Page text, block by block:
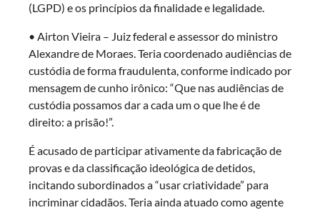
(LGPD) e os princípios da finalidade e legalidade.
• Airton Vieira – Juiz federal e assessor do ministro
Alexandre de Moraes. Teria coordenado audiências de
custódia de forma fraudulenta, conforme indicado por
mensagem de cunho irônico: “Que nas audiências de
custódia possamos dar a cada um o que lhe é de
direito: a prisão!”.
É acusado de participar ativamente da fabricação de
provas e da classificação ideológica de detidos,
incitando subordinados a “usar criatividade” para
incriminar cidadãos. Teria ainda atuado como agente